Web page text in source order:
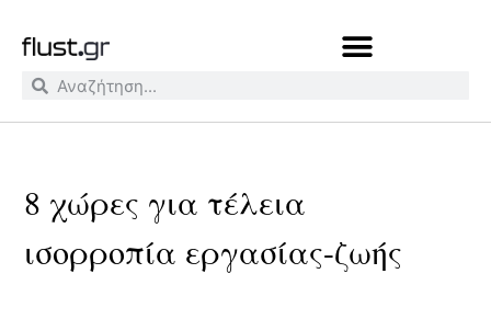
8 χώρες για τέλεια
ισορροπία εργασίας-ζωής